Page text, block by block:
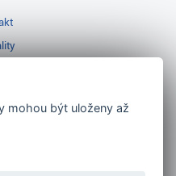
mohou být uloženy až